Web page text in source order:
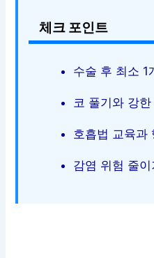
체크 포인트
수술 후 최소 1
코 풀기와 강
호흡법 교육과
감염 위험 줄